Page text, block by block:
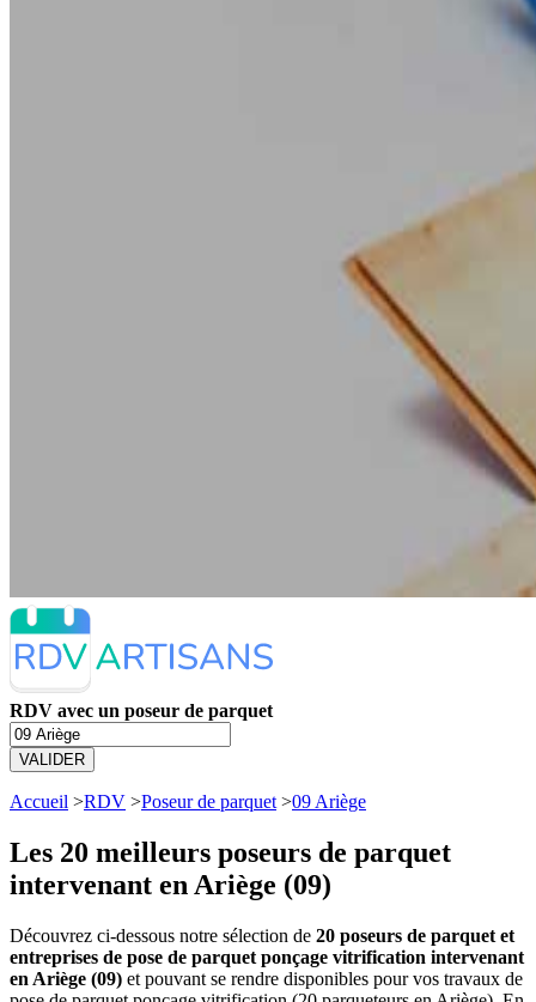
RDV avec un poseur de parquet
VALIDER
Accueil >RDV >Poseur de parquet >09 Ariège
Les 20 meilleurs poseurs de parquet
intervenant en Ariège (09)
Découvrez ci-dessous notre sélection de 20 poseurs de parquet et
entreprises de pose de parquet ponçage vitrification intervenant
en Ariège (09) et pouvant se rendre disponibles pour vos travaux de